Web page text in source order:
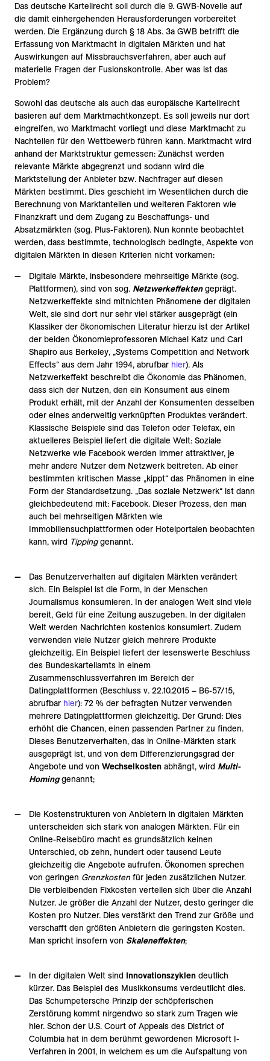
Das deutsche Kartellrecht soll durch die 9. GWB-Novelle auf
die damit einhergehenden Herausforderungen vorbereitet
werden. Die Ergänzung durch § 18 Abs. 3a GWB betrifft die
Erfassung von Marktmacht in digitalen Märkten und hat
Auswirkungen auf Missbrauchsverfahren, aber auch auf
materielle Fragen der Fusionskontrolle. Aber was ist das
Problem?
Sowohl das deutsche als auch das europäische Kartellrecht
basieren auf dem Marktmachtkonzept. Es soll jeweils nur dort
eingreifen, wo Marktmacht vorliegt und diese Marktmacht zu
Nachteilen für den Wettbewerb führen kann. Marktmacht wird
anhand der Marktstruktur gemessen: Zunächst werden
relevante Märkte abgegrenzt und sodann wird die
Marktstellung der Anbieter bzw. Nachfrager auf diesen
Märkten bestimmt. Dies geschieht im Wesentlichen durch die
Berechnung von Marktanteilen und weiteren Faktoren wie
Finanzkraft und dem Zugang zu Beschaffungs- und
Absatzmärkten (sog. Plus-Faktoren). Nun konnte beobachtet
werden, dass bestimmte, technologisch bedingte, Aspekte von
digitalen Märkten in diesen Kriterien nicht vorkamen:
Digitale Märkte, insbesondere mehrseitige Märkte (sog.
Plattformen), sind von sog. Netzwerkeffektengeprägt.
Netzwerkeffekte sind mitnichten Phänomene der digitalen
Welt, sie sind dort nur sehr viel stärker ausgeprägt (ein
Klassiker der ökonomischen Literatur hierzu ist der Artikel
der beiden Ökonomieprofessoren Michael Katz und Carl
Shapiro aus Berkeley, „Systems Competition and Network
Effects“ aus dem Jahr 1994, abrufbar hier). Als
Netzwerkeffekt beschreibt die Ökonomie das Phänomen,
dass sich der Nutzen, den ein Konsument aus einem
Produkt erhält, mit der Anzahl der Konsumenten desselben
oder eines anderweitig verknüpften Produktes verändert.
Klassische Beispiele sind das Telefon oder Telefax, ein
aktuelleres Beispiel liefert die digitale Welt: Soziale
Netzwerke wie Facebook werden immer attraktiver, je
mehr andere Nutzer dem Netzwerk beitreten. Ab einer
bestimmten kritischen Masse „kippt“ das Phänomen in eine
Form der Standardsetzung. „Das soziale Netzwerk“ ist dann
gleichbedeutend mit: Facebook. Dieser Prozess, den man
auch bei mehrseitigen Märkten wie
Immobiliensuchplattformen oder Hotelportalen beobachten
kann, wird Tippinggenannt.
Das Benutzerverhalten auf digitalen Märkten verändert
sich. Ein Beispiel ist die Form, in der Menschen
Journalismus konsumieren. In der analogen Welt sind viele
bereit, Geld für eine Zeitung auszugeben. In der digitalen
Welt werden Nachrichten kostenlos konsumiert. Zudem
verwenden viele Nutzer gleich mehrere Produkte
gleichzeitig. Ein Beispiel liefert der lesenswerte Beschluss
des Bundeskartellamts in einem
Zusammenschlussverfahren im Bereich der
Datingplattformen (Beschluss v. 22.10.2015 – B6-57/15,
abrufbar hier): 72 % der befragten Nutzer verwenden
mehrere Datingplattformen gleichzeitig. Der Grund: Dies
erhöht die Chancen, einen passenden Partner zu finden.
Dieses Benutzerverhalten, das in Online-Märkten stark
ausgeprägt ist, und von dem Differenzierungsgrad der
Angebote und von Wechselkosten abhängt, wird Multi-
Hominggenannt;
Die Kostenstrukturen von Anbietern in digitalen Märkten
unterscheiden sich stark von analogen Märkten. Für ein
Online-Reisebüro macht es grundsätzlich keinen
Unterschied, ob zehn, hundert oder tausend Leute
gleichzeitig die Angebote aufrufen. Ökonomen sprechen
von geringen Grenzkostenfür jeden zusätzlichen Nutzer.
Die verbleibenden Fixkosten verteilen sich über die Anzahl
Nutzer. Je größer die Anzahl der Nutzer, desto geringer die
Kosten pro Nutzer. Dies verstärkt den Trend zur Größe und
verschafft den größten Anbietern die geringsten Kosten.
Man spricht insofern von Skaleneffekten;
In der digitalen Welt sind Innovationszyklen deutlich
kürzer. Das Beispiel des Musikkonsums verdeutlicht dies.
Das Schumpetersche Prinzip der schöpferischen
Zerstörung kommt nirgendwo so stark zum Tragen wie
hier. Schon der U.S. Court of Appeals des District of
Columbia hat in dem berühmt gewordenen Microsoft I-
Verfahren in 2001, in welchem es um die Aufspaltung von